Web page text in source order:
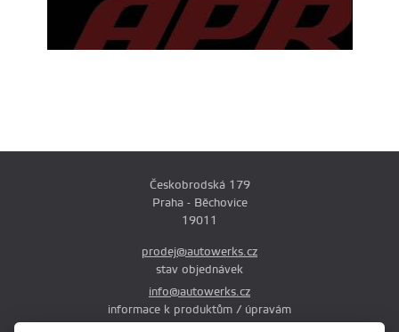
Českobrodská 179
Praha - Běchovice
19011
prodej@autowerks.cz
stav objednávek
info@autowerks.cz
informace k produktům / úpravám